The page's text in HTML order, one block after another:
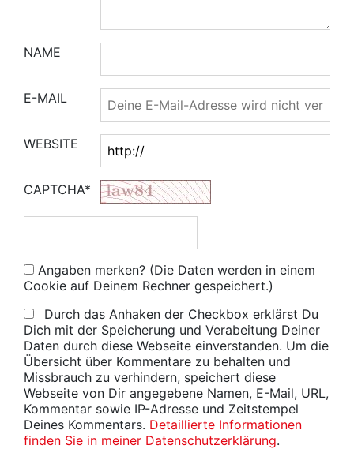
NAME
E-MAIL
WEBSITE
CAPTCHA*
Angaben merken? (Die Daten werden in einem
Cookie auf Deinem Rechner gespeichert.)
Durch das Anhaken der Checkbox erklärst Du
Dich mit der Speicherung und Verabeitung Deiner
Daten durch diese Webseite einverstanden. Um die
Übersicht über Kommentare zu behalten und
Missbrauch zu verhindern, speichert diese
Webseite von Dir angegebene Namen, E-Mail, URL,
Kommentar sowie IP-Adresse und Zeitstempel
Deines Kommentars. Detaillierte Informationen
finden Sie in meiner Datenschutzerklärung.